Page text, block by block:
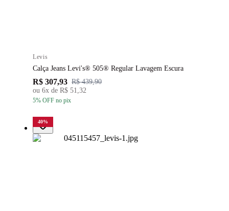
Levis
Calça Jeans Levi's® 505® Regular Lavagem Escura
R$ 307,93 R$ 439,90
ou 6x de R$ 51,32
5% OFF no pix
40%